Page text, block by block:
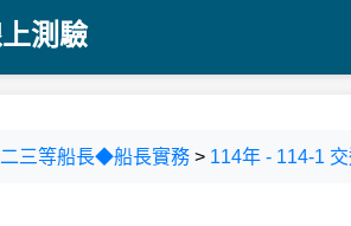
測驗
三等船長◆船長實務 > 114年 - 114-1